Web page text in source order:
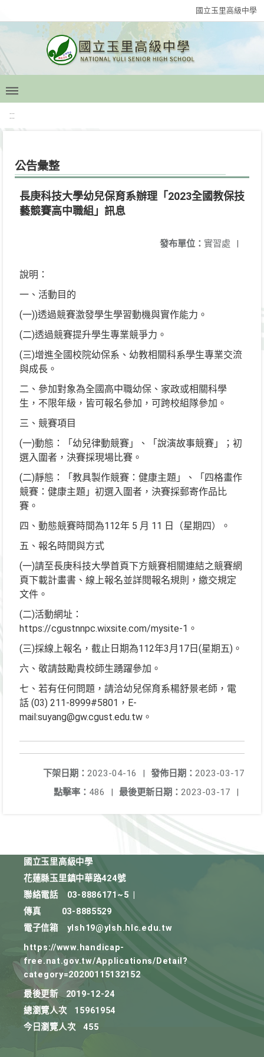
國立玉里高級中學
:::
公告彙整
長庚科技大學幼兒保育系辦理「2023全國教保技
藝競賽高中職組」訊息
發布單位： 實習處 |
說明：
一、活動目的
(一))透過競賽激發學生學習動機與實作能力。
(二)透過競賽提升學生專業競爭力。
(三)增進全國校院幼保系、幼教相關科系學生專業交流
與成長。
二、參加對象為全國高中職幼保、家政或相關科學
生，不限年級，皆可報名參加，可跨校組隊參加。
三、競賽項目
(一)動態：「幼兒律動競賽」、「說演故事競賽」；初
選入圍者，決賽採現場比賽。
(二)靜態：「教具製作競賽：健康主題」、「四格畫作
競賽：健康主題」初選入圍者，決賽採郵寄作品比
賽。
四、動態競賽時間為112年 5 月 11 日（星期四）。
五、報名時間與方式
(一)請至長庚科技大學首頁下方競賽相關連結之競賽網
頁下載計畫書、線上報名並詳閱報名規則，繳交規定
文件。
(二)活動網址：
https://cgustnnpc.wixsite.com/mysite-1。
(三)採線上報名，截止日期為112年3月17日(星期五)。
六、敬請鼓勵貴校師生踴躍參加。
七、若有任何問題，請洽幼兒保育系楊舒景老師，電
話 (03) 211-8999#5801，E-
mail:suyang@gw.cgust.edu.tw。
發佈日期： 2023-03-17
下架日期： 2023-04-16
|
最後更新日期： 2023-03-17 |
點擊率： 486 |
國立玉里高級中學
花蓮縣玉里鎮中華路424號
聯絡電話
03-8886171~5
傳真
03-8885529
電子信箱
ylsh19@ylsh.hlc.edu.tw
https://www.handicap-
free.nat.gov.tw/Applications/Detail?
category=20200115132152
最後更新
2019-12-24
總瀏覽人次
15961954
今日瀏覽人次
455